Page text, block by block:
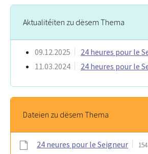
Aktualitéiten zu dësem Thema
09.12.2025
24 heures pour le
11.03.2024
24 heures pour le
Dateien zu dësem Thema
24 neures pour le Seigneur